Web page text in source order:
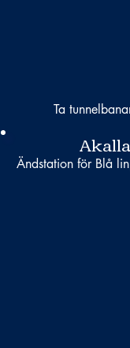
Ta
Akalla
Ändstation för Blå